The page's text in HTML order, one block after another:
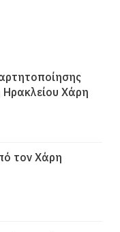
Χάρη
τον Χάρη